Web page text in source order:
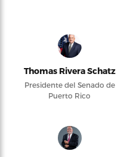
Thomas Rivera Schatz
Presidente del Senado de
Puerto Rico